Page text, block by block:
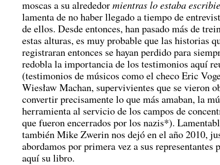
moscas a su alrededormientras lo estaba
lamenta de no haber llegado a tiempo de
de ellos. Desde entonces, han pasado más de
estas alturas, es muy probable que las historias
registraran entonces se hayan perdido para
redobla la importancia de los testimonios aquí
(testimonios de músicos como el checo Eric
Wiesław Machan, supervivientes que se vieron
convertir precisamente lo que más amaban, la
herramienta al servicio de los campos de
que fueron encerrados por los nazis*).
también Mike Zwerin nos dejó en el año 2010,
abordamos por primera vez a sus representantes
aquí su libro.